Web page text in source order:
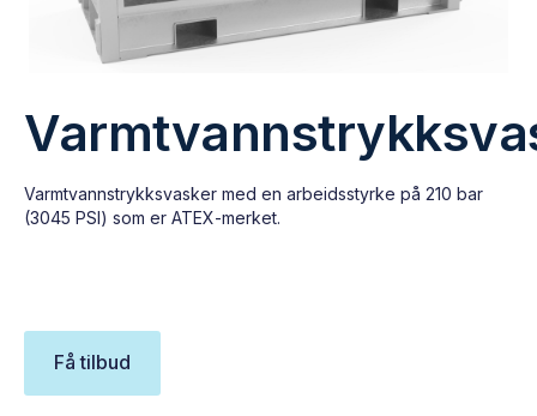
Varmtvannstrykksvasker med en arbeidsstyrke på 210 bar
(3045 PSI) som er ATEX-merket.
Få tilbud